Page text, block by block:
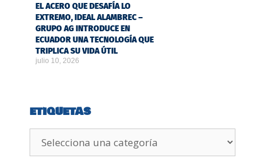
EL ACERO QUE DESAFÍA LO
EXTREMO, IDEAL ALAMBREC –
GRUPO AG INTRODUCE EN
ECUADOR UNA TECNOLOGÍA QUE
TRIPLICA SU VIDA ÚTIL
julio 10, 2026
ETIQUETAS